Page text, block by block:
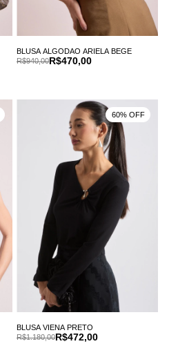
BLUSA ALGODAO ARIELA BEGE
R$470,00
R$940,00
BLUSA VIENA PRETO
R$472,00
R$1.180,00
60% OFF